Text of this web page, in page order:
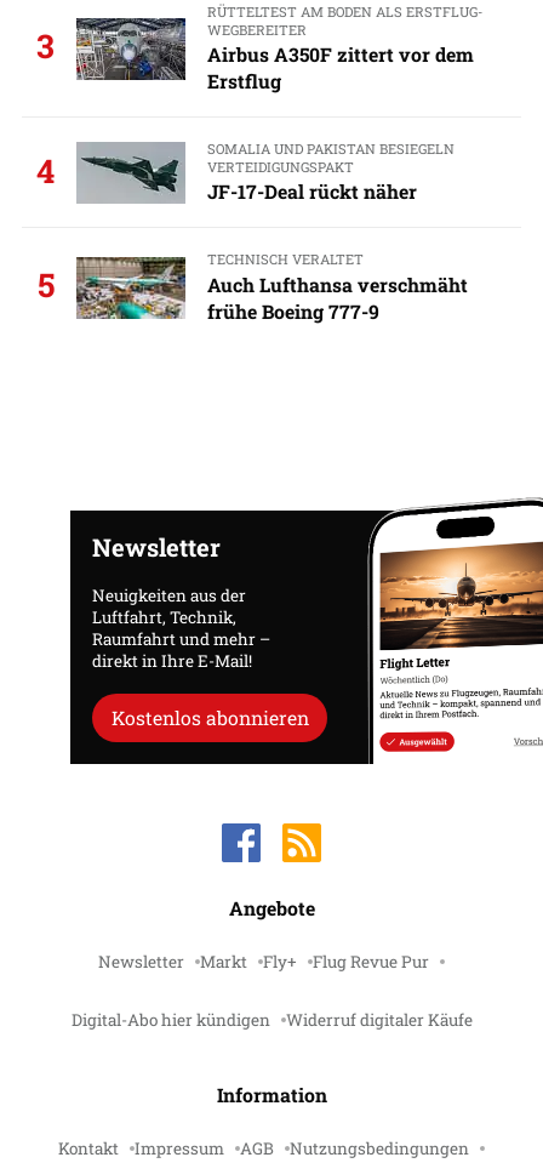
3
RÜTTELTEST AM BODEN ALS ERSTFLUG-
WEGBEREITER
Airbus A350F zittert vor dem
Erstflug
4
SOMALIA UND PAKISTAN BESIEGELN
VERTEIDIGUNGSPAKT
JF-17-Deal rückt näher
5
TECHNISCH VERALTET
Auch Lufthansa verschmäht
frühe Boeing 777-9
Newsletter
Neuigkeiten aus der
Luftfahrt, Technik,
Raumfahrt und mehr –
direkt in Ihre E-Mail!
Kostenlos abonnieren
Angebote
Newsletter Markt Fly+ Flug Revue Pur
Digital-Abo hier kündigen Widerruf digitaler Käufe
Information
Kontakt Impressum AGB Nutzungsbedingungen